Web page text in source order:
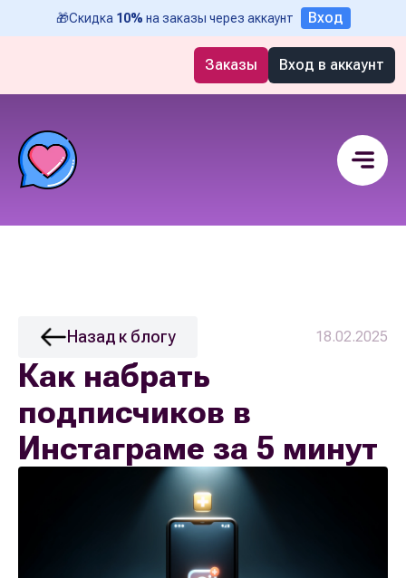
🎁Скидка 10% на заказы через аккаунт Вход
Заказы Вход в аккаунт
Назад к блогу 18.02.2025
Как набрать
подписчиков в
Инстаграме за 5 минут